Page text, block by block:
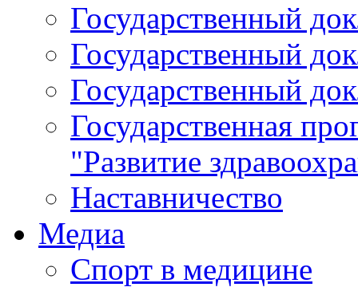
Государственный
Государственный
Государственный
Государственная
"Развитие
Наставничество
Медиа
Спорт в медицине